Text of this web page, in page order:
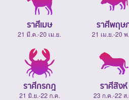
ราศีเมษ
21 มี.ค.-20 เม.ย.
ราศีพฤษ
21 เม.ย.-20
ราศีกรกฎ
21 มิ.ย.-22 ก.ค.
ราศีสิงห์
23 ก.ค.-22 ส